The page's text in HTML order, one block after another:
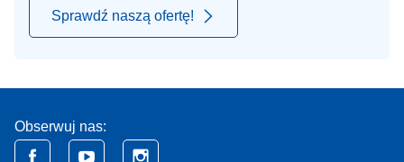
Sprawdź naszą ofertę!
Obserwuj nas: